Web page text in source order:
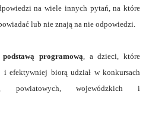
na wiele innych pytań, na które
lub nie znają na nie odpowiedzi.
programową , a dzieci, które
i efektywniej biorą udział w konkursach
powiatowych, wojewódzkich i